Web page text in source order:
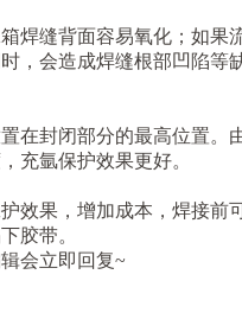
焊缝背面容易氧化；如果
，会造成焊缝根部凹陷等
在封闭部分的最高位置。
充氩保护效果更好。
效果，增加成本，焊接前
胶带。
会立即回复~